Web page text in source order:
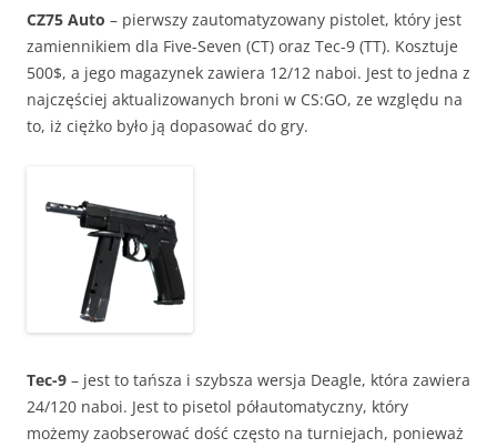
CZ75 Auto – pierwszy zautomatyzowany pistolet, który jest
zamiennikiem dla Five-Seven (CT) oraz Tec-9 (TT). Kosztuje
500$, a jego magazynek zawiera 12/12 naboi. Jest to jedna z
najczęściej aktualizowanych broni w CS:GO, ze względu na
to, iż ciężko było ją dopasować do gry.
Tec-9 – jest to tańsza i szybsza wersja Deagle, która zawiera
24/120 naboi. Jest to pisetol półautomatyczny, który
możemy zaobserować dość często na turniejach, ponieważ